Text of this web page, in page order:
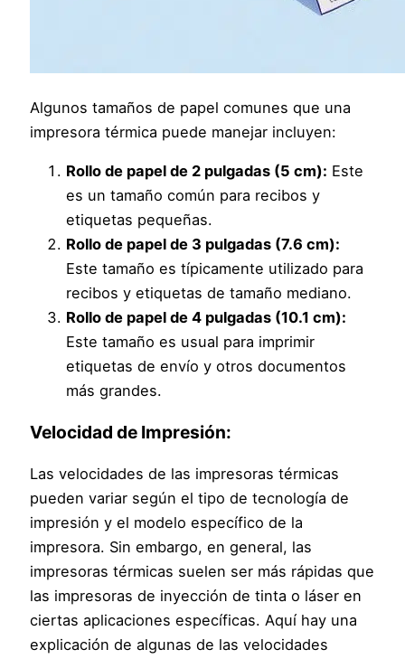
Algunos tamaños de papel comunes que una
impresora térmica puede manejar incluyen:
Rollo de papel de 2 pulgadas (5 cm): Este
es un tamaño común para recibos y
etiquetas pequeñas.
Rollo de papel de 3 pulgadas (7.6 cm):
Este tamaño es típicamente utilizado para
recibos y etiquetas de tamaño mediano.
Rollo de papel de 4 pulgadas (10.1 cm):
Este tamaño es usual para imprimir
etiquetas de envío y otros documentos
más grandes.
Velocidad de Impresión:
Las velocidades de las impresoras térmicas
pueden variar según el tipo de tecnología de
impresión y el modelo específico de la
impresora. Sin embargo, en general, las
impresoras térmicas suelen ser más rápidas que
las impresoras de inyección de tinta o láser en
ciertas aplicaciones específicas. Aquí hay una
explicación de algunas de las velocidades